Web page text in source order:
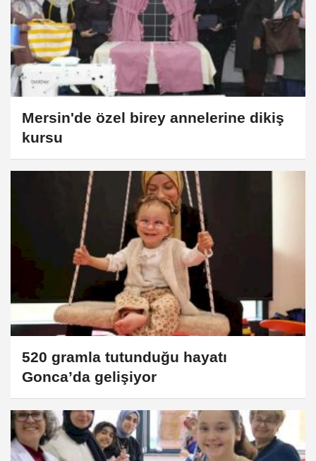
Mersin'de özel birey annelerine dikiş
kursu
520 gramla tutunduğu hayatı
Gonca’da gelişiyor